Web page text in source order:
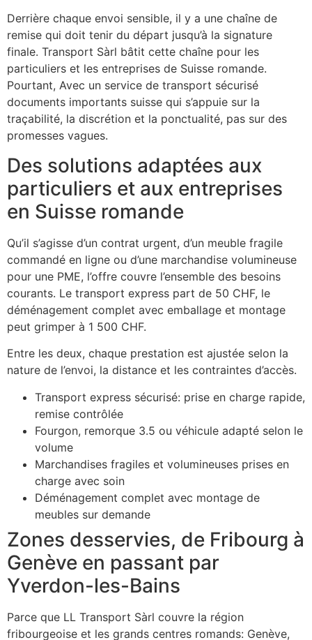
Derrière chaque envoi sensible, il y a une chaîne de
remise qui doit tenir du départ jusqu’à la signature
finale. Transport Sàrl bâtit cette chaîne pour les
particuliers et les entreprises de Suisse romande.
Pourtant, Avec un service de transport sécurisé
documents importants suisse qui s’appuie sur la
traçabilité, la discrétion et la ponctualité, pas sur des
promesses vagues.
Des solutions adaptées aux
particuliers et aux entreprises
en Suisse romande
Qu’il s’agisse d’un contrat urgent, d’un meuble fragile
commandé en ligne ou d’une marchandise volumineuse
pour une PME, l’offre couvre l’ensemble des besoins
courants. Le transport express part de 50 CHF, le
déménagement complet avec emballage et montage
peut grimper à 1 500 CHF.
Entre les deux, chaque prestation est ajustée selon la
nature de l’envoi, la distance et les contraintes d’accès.
Transport express sécurisé: prise en charge rapide,
remise contrôlée
Fourgon, remorque 3.5 ou véhicule adapté selon le
volume
Marchandises fragiles et volumineuses prises en
charge avec soin
Déménagement complet avec montage de
meubles sur demande
Zones desservies, de Fribourg à
Genève en passant par
Yverdon-les-Bains
Parce que LL Transport Sàrl couvre la région
fribourgeoise et les grands centres romands: Genève,